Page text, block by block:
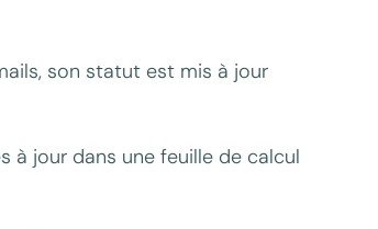
son statut est mis à jour
à jour dans une feuille de calcul